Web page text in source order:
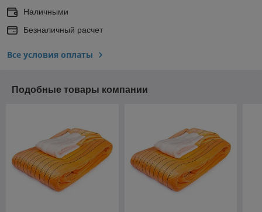
Наличными
Безналичный расчет
Все условия оплаты
Подобные товары компании